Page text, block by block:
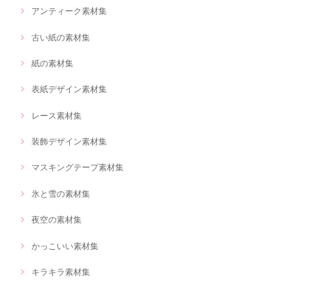
アンティーク素材集
古い紙の素材集
紙の素材集
表紙デザイン素材集
レース素材集
装飾デザイン素材集
マスキングテープ素材集
氷と雪の素材集
夜空の素材集
かっこいい素材集
キラキラ素材集